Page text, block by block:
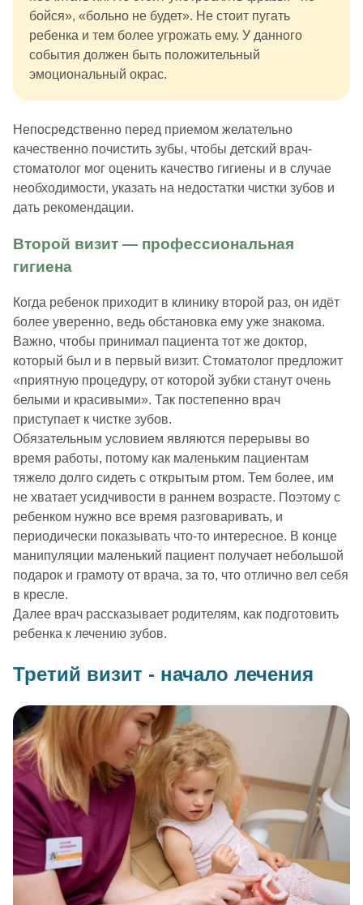
бойся», «больно не будет». Не стоит пугать
ребенка и тем более угрожать ему. У данного
события должен быть положительный
эмоциональный окрас.
Непосредственно перед приемом желательно
качественно почистить зубы, чтобы детский врач-
стоматолог мог оценить качество гигиены и в случае
необходимости, указать на недостатки чистки зубов и
дать рекомендации.
Второй визит — профессиональная
гигиена
Когда ребенок приходит в клинику второй раз, он идёт
более уверенно, ведь обстановка ему уже знакома.
Важно, чтобы принимал пациента тот же доктор,
который был и в первый визит. Стоматолог предложит
«приятную процедуру, от которой зубки станут очень
белыми и красивыми». Так постепенно врач
приступает к чистке зубов.
Обязательным условием являются перерывы во
время работы, потому как маленьким пациентам
тяжело долго сидеть с открытым ртом. Тем более, им
не хватает усидчивости в раннем возрасте. Поэтому с
ребенком нужно все время разговаривать, и
периодически показывать что-то интересное. В конце
манипуляции маленький пациент получает небольшой
подарок и грамоту от врача, за то, что отлично вел себя
в кресле.
Далее врач рассказывает родителям, как подготовить
ребенка к лечению зубов.
Третий визит - начало лечения